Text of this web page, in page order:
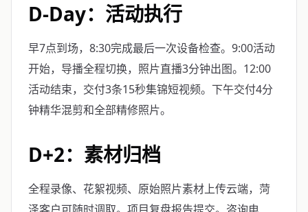
D-Day：活动执行
早7点到场，8:30完成最后一次设备检查。9:00活动
开始，导播全程切换，照片直播3分钟出图。12:00
活动结束，交付3条15秒集锦短视频。下午交付4分
钟精华混剪和全部精修照片。
D+2：素材归档
全程录像、花絮视频、原始照片素材上传云端，菏